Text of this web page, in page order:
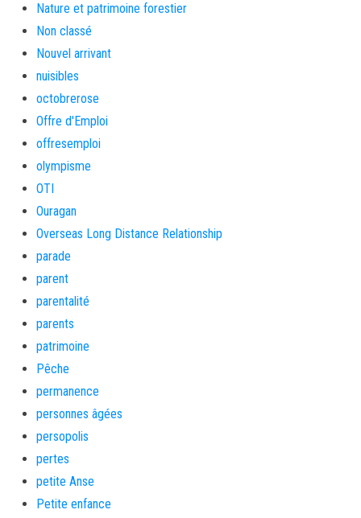
Nature et patrimoine forestier
Non classé
Nouvel arrivant
nuisibles
octobrerose
Offre d'Emploi
offresemploi
olympisme
OTI
Ouragan
Overseas Long Distance Relationship
parade
parent
parentalité
parents
patrimoine
Pêche
permanence
personnes âgées
persopolis
pertes
petite Anse
Petite enfance